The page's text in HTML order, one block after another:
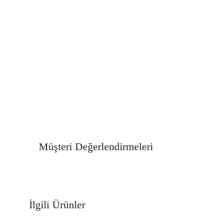
Müşteri Değerlendirmeleri
İlgili Ürünler